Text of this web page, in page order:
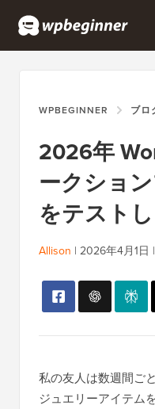
WPBEGINNER ブロ
2026年
ークショ
をテスト
Allison | 2026年4月1日 |
私の友人は数週間ご
ジュエリーアイテム